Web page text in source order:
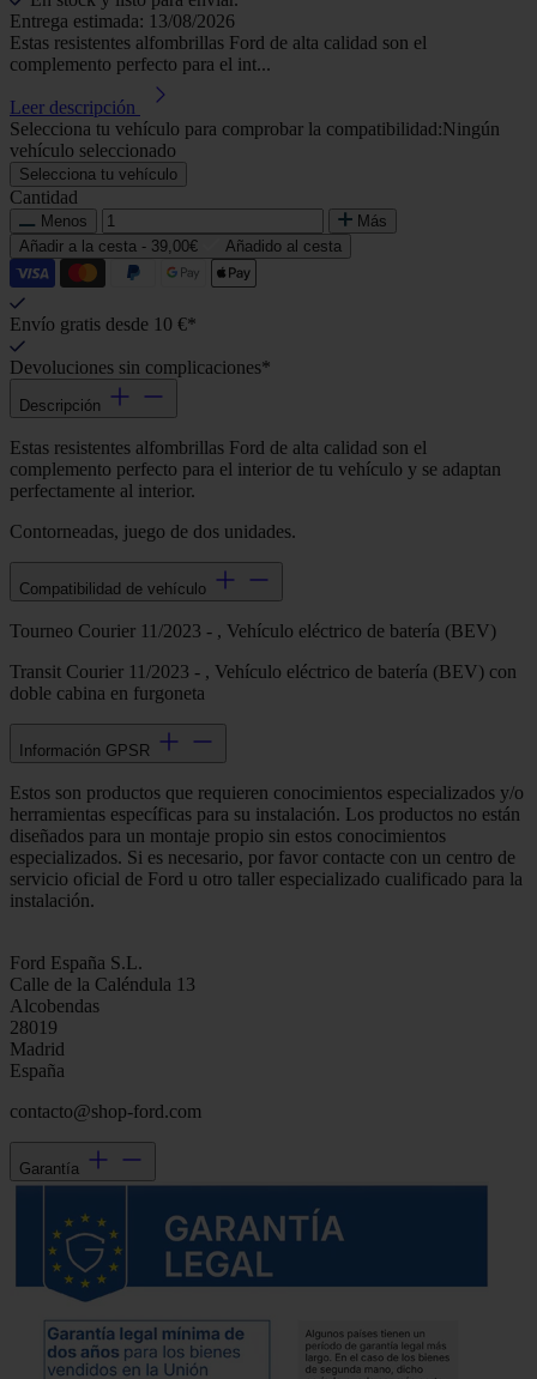
Entrega estimada: 13/08/2026
Estas resistentes alfombrillas Ford de alta calidad son el
complemento perfecto para el int...
Leer descripción
Selecciona tu vehículo para comprobar la compatibilidad:Ningún
vehículo seleccionado
Selecciona tu vehículo
Cantidad
Menos
Más
Añadir a la cesta - 39,00€ Añadido al cesta
Envío gratis desde 10 €*
Devoluciones sin complicaciones*
Descripción
Estas resistentes alfombrillas Ford de alta calidad son el
complemento perfecto para el interior de tu vehículo y se adaptan
perfectamente al interior.
Contorneadas, juego de dos unidades.
Compatibilidad de vehículo
Tourneo Courier 11/2023 - , Vehículo eléctrico de batería (BEV)
Transit Courier 11/2023 - , Vehículo eléctrico de batería (BEV) con
doble cabina en furgoneta
Información GPSR
Estos son productos que requieren conocimientos especializados y/o
herramientas específicas para su instalación. Los productos no están
diseñados para un montaje propio sin estos conocimientos
especializados. Si es necesario, por favor contacte con un centro de
servicio oficial de Ford u otro taller especializado cualificado para la
instalación.
Ford España S.L.
Calle de la Caléndula 13
Alcobendas
28019
Madrid
España
contacto@shop-ford.com
Garantía